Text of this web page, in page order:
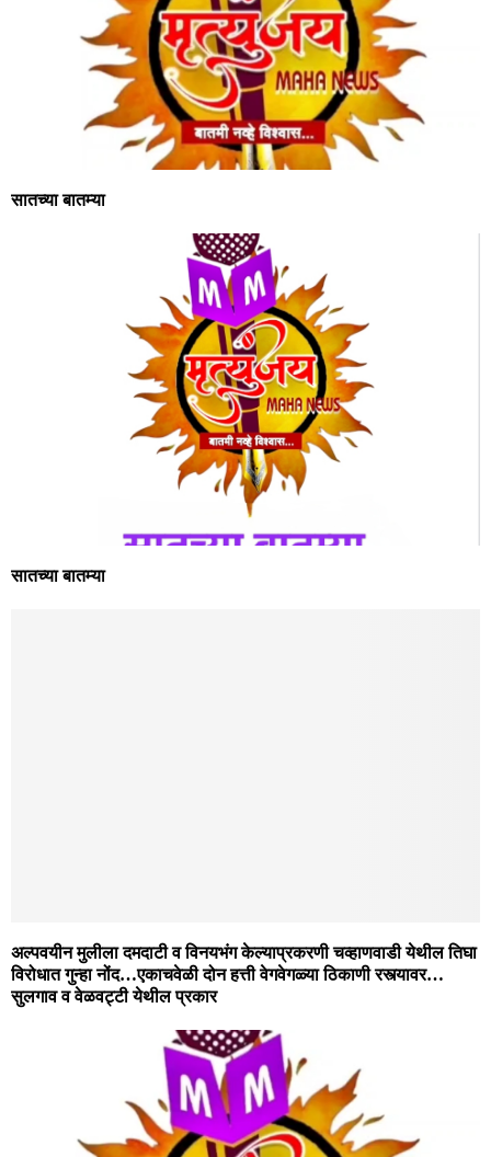
सातच्या बातम्या
सातच्या बातम्या
अल्पवयीन मुलीला दमदाटी व विनयभंग केल्याप्रकरणी चव्हाणवाडी येथील तिघा
विरोधात गुन्हा नोंद…एकाचवेळी दोन हत्ती वेगवेगळ्या ठिकाणी रस्त्यावर…
सुलगाव व वेळवट्टी येथील प्रकार